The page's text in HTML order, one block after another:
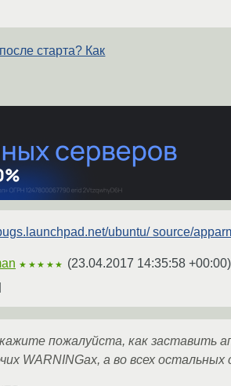
старта? Как
ubuntu/ source/
★★★★★ (23.04.2017 14:35:58 +00:00)
пожалуйста, как заставить
WARNINGах, а во всех остальных